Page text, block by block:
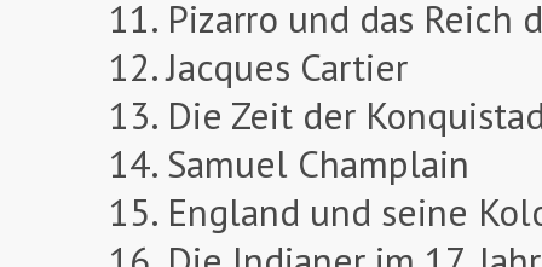
11. Pizarro und das Reich
12. Jacques Cartier
13. Die Zeit der
14. Samuel Champlain
15. England und seine